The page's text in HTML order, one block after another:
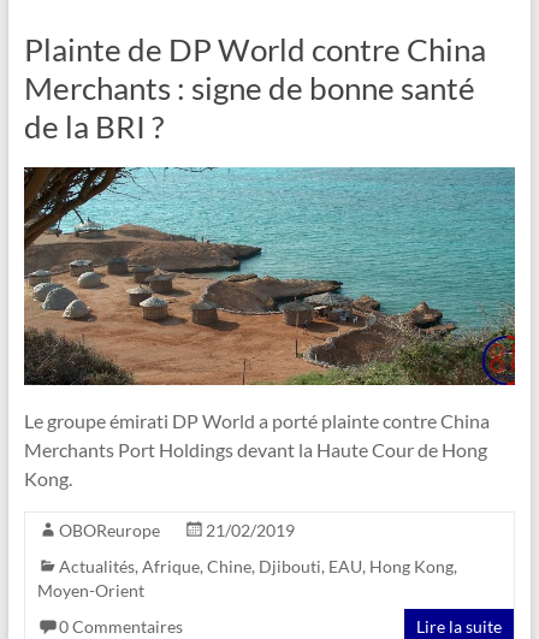
Plainte de DP World contre China
Merchants : signe de bonne santé
de la BRI ?
Le groupe émirati DP World a porté plainte contre China
Merchants Port Holdings devant la Haute Cour de Hong
Kong.
OBOReurope
21/02/2019
Actualités, Afrique, Chine, Djibouti, EAU, Hong Kong,
Moyen-Orient
0 Commentaires
Lire la suite